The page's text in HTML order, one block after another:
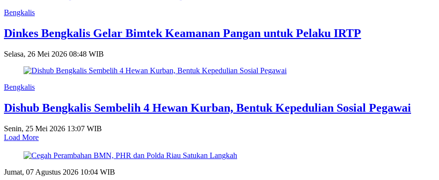
Bengkalis
Dinkes Bengkalis Gelar Bimtek Keamanan Pangan untuk Pelaku IRTP
Selasa, 26 Mei 2026 08:48 WIB
Bengkalis
Dishub Bengkalis Sembelih 4 Hewan Kurban, Bentuk Kepedulian Sosial Pegawai
Senin, 25 Mei 2026 13:07 WIB
Load More
Jumat, 07 Agustus 2026 10:04 WIB